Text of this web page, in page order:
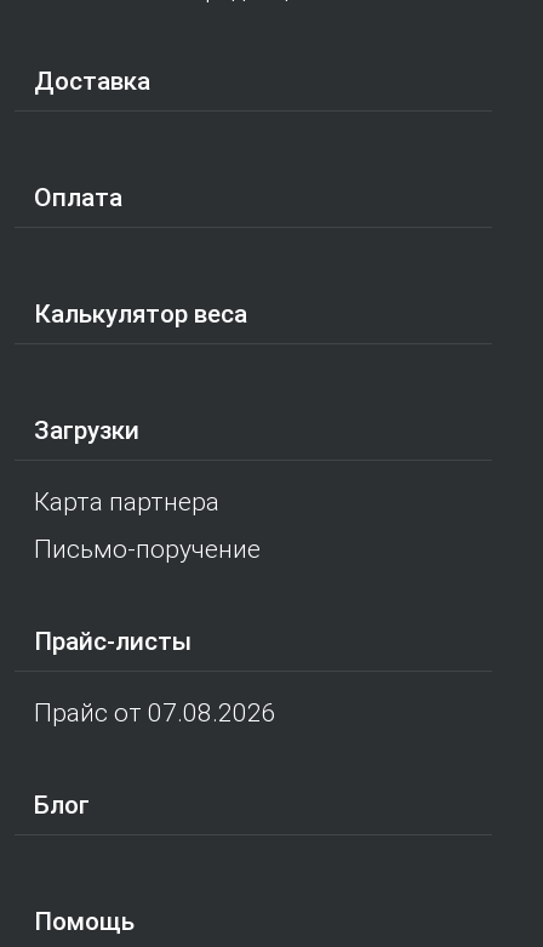
Доставка
Оплата
Калькулятор веса
Загрузки
Карта партнера
Письмо-поручение
Прайс-листы
Прайс от 07.08.2026
Блог
Помощь